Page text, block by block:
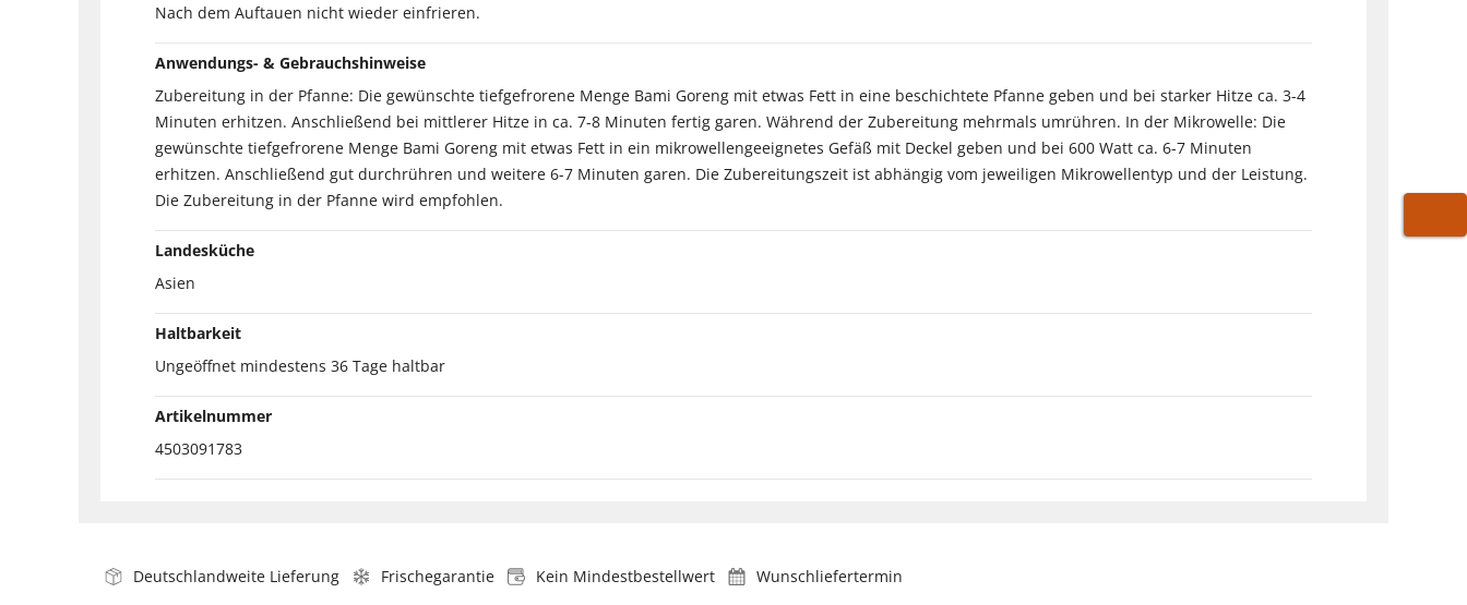
Nach dem Auftauen nicht wieder einfrieren.
Anwendungs- & Gebrauchshinweise
Zubereitung in der Pfanne: Die gewünschte tiefgefrorene Menge Bami Goreng mit etwas Fett in eine beschichtete Pfanne geben und bei starker Hitze ca. 3-4
Minuten erhitzen. Anschließend bei mittlerer Hitze in ca. 7-8 Minuten fertig garen. Während der Zubereitung mehrmals umrühren. In der Mikrowelle: Die
gewünschte tiefgefrorene Menge Bami Goreng mit etwas Fett in ein mikrowellengeeignetes Gefäß mit Deckel geben und bei 600 Watt ca. 6-7 Minuten
erhitzen. Anschließend gut durchrühren und weitere 6-7 Minuten garen. Die Zubereitungszeit ist abhängig vom jeweiligen Mikrowellentyp und der Leistung.
Die Zubereitung in der Pfanne wird empfohlen.
Landesküche
Asien
Haltbarkeit
Ungeöffnet mindestens 36 Tage haltbar
Artikelnummer
4503091783
Deutschlandweite Lieferung Frischegarantie Kein Mindestbestellwert Wunschliefertermin